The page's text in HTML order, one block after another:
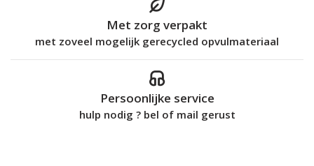
Met zorg verpakt
met zoveel mogelijk gerecycled opvulmateriaal
Persoonlijke service
hulp nodig ? bel of mail gerust